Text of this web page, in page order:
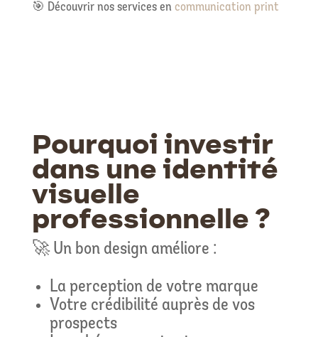
🎯 Découvrir nos services en communication print
Pourquoi investir
dans une identité
visuelle
professionnelle ?
🚀 Un bon design améliore :
La perception de votre marque
Votre crédibilité auprès de vos
prospects